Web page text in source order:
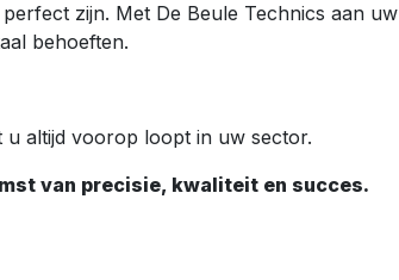
zijn. Met De Beule Technics aan uw
behoeften.
u altijd voorop loopt in uw sector.
van precisie, kwaliteit en succes.